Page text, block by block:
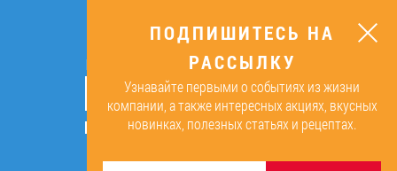
ПОДПИШИТЕСЬ НА РАССЫЛКУ
ОК
Подписываясь, я даю согласие на
ПОДПИШИТЕСЬ НА
РАССЫЛКУ
Узнавайте первыми о событиях из жизни
компании, а также интересных акциях, вкусных
новинках, полезных статьях и рецептах.